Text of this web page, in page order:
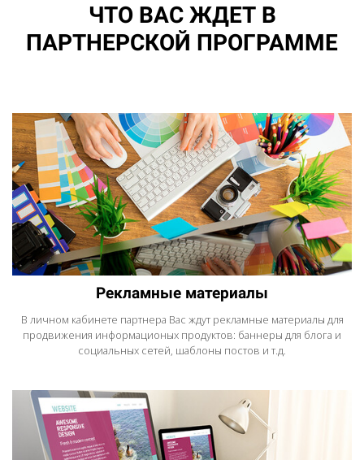
ЧТО ВАС ЖДЕТ В
ПАРТНЕРСКОЙ ПРОГРАММЕ
Рекламные материалы
В личном кабинете партнера Вас ждут рекламные материалы для
продвижения информационых продуктов: баннеры для блога и
социальных сетей, шаблоны постов и т.д.